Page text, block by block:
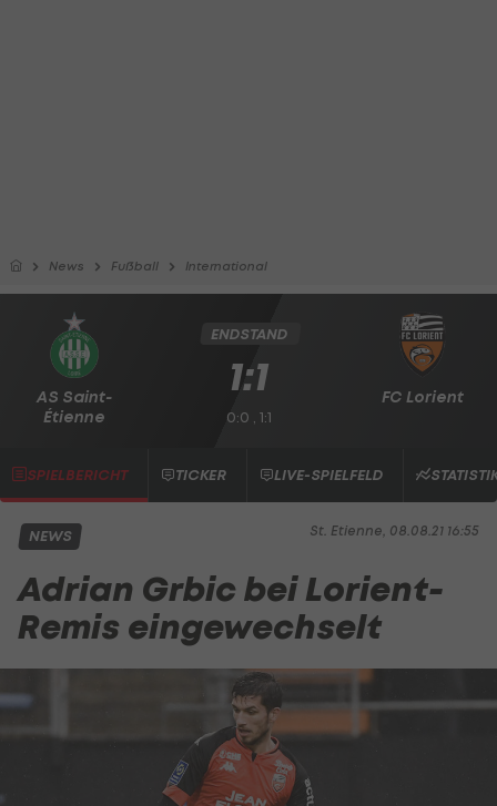
News Fußball International
AS Saint-
Étienne
FC Lorient
ENDSTAND
1:1
0:0 , 1:1
SPIELBERICHT TICKER LIVE-SPIELFELD
St. Etienne, 08.08.21 16:55
NEWS
Adrian Grbic bei Lorient-
Remis eingewechselt